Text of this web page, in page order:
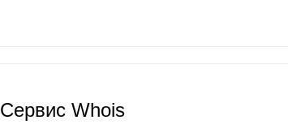
Сервис Whois